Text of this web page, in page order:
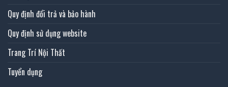
Quy định đổi trả và bảo hành
Quy định sử dụng website
Trang Trí Nội Thất
Tuyển dụng